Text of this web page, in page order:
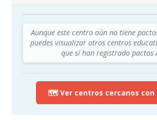
Aunque este centro aún no tiene
puedes visualizar otros centros
que sí han registrado pactos
🗺️ Ver centros cercanos con